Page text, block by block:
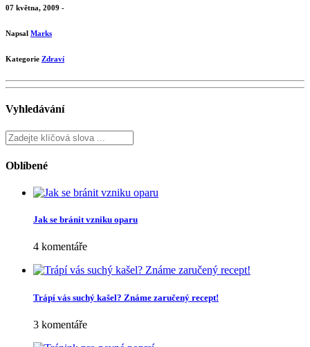
07 května, 2009 -
Napsal Marks
Kategorie Zdraví
Vyhledávání
Oblíbené
Jak se bránit vzniku oparu
4 komentáře
Trápí vás suchý kašel? Známe zaručený recept!
3 komentáře